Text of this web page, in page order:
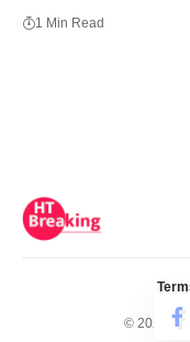
1 Min Read
© 2024 Ht